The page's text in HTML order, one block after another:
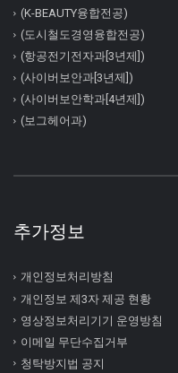
(K-BEAUTY융합전공)
(도시철도경영융합전공)
(항공전기전자과[3년제])
(사이버보안과[3년제])
(사이버보안학과[4년제])
(보그헤어과)
추가정보
개인정보처리방침
개인정보 제3자 제공 현황
영상정보처리기기 운영방침
이메일 무단수집거부
청탁방지법 공지